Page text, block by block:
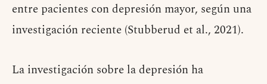
entre pacientes con depresión mayor, según una
investigación reciente (Stubberud et al., 2021).
La investigación sobre la depresión ha